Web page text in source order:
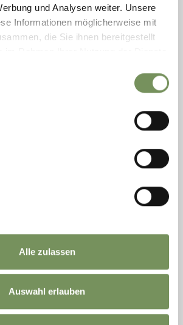
und Analysen weiter. Unsere
Informationen möglicherweise mit
die Sie ihnen bereitgestellt
Alle zulassen
Auswahl erlauben